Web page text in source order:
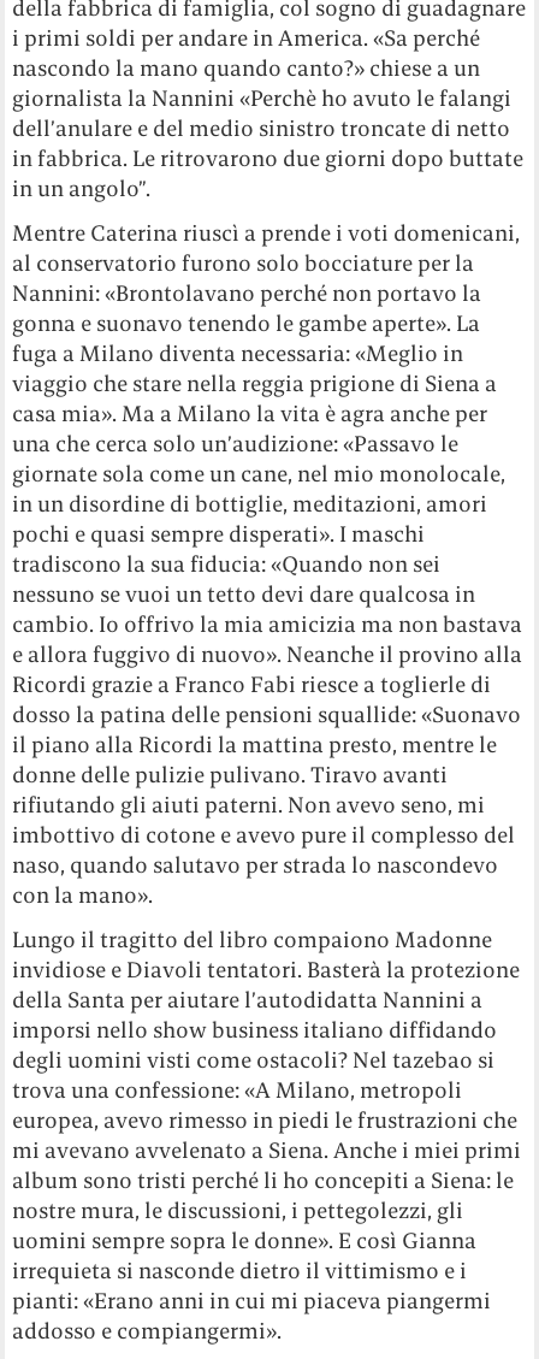
della fabbrica di famiglia, col sogno di guadagnare
i primi soldi per andare in America. «Sa perché
nascondo la mano quando canto?» chiese a un
giornalista la Nannini «Perchè ho avuto le falangi
dell’anulare e del medio sinistro troncate di netto
in fabbrica. Le ritrovarono due giorni dopo buttate
in un angolo”.
Mentre Caterina riuscì a prende i voti domenicani,
al conservatorio furono solo bocciature per la
Nannini: «Brontolavano perché non portavo la
gonna e suonavo tenendo le gambe aperte». La
fuga a Milano diventa necessaria: «Meglio in
viaggio che stare nella reggia prigione di Siena a
casa mia». Ma a Milano la vita è agra anche per
una che cerca solo un’audizione: «Passavo le
giornate sola come un cane, nel mio monolocale,
in un disordine di bottiglie, meditazioni, amori
pochi e quasi sempre disperati». I maschi
tradiscono la sua fiducia: «Quando non sei
nessuno se vuoi un tetto devi dare qualcosa in
cambio. Io offrivo la mia amicizia ma non bastava
e allora fuggivo di nuovo». Neanche il provino alla
Ricordi grazie a Franco Fabi riesce a toglierle di
dosso la patina delle pensioni squallide: «Suonavo
il piano alla Ricordi la mattina presto, mentre le
donne delle pulizie pulivano. Tiravo avanti
rifiutando gli aiuti paterni. Non avevo seno, mi
imbottivo di cotone e avevo pure il complesso del
naso, quando salutavo per strada lo nascondevo
con la mano».
Lungo il tragitto del libro compaiono Madonne
invidiose e Diavoli tentatori. Basterà la protezione
della Santa per aiutare l’autodidatta Nannini a
imporsi nello show business italiano diffidando
degli uomini visti come ostacoli? Nel tazebao si
trova una confessione: «A Milano, metropoli
europea, avevo rimesso in piedi le frustrazioni che
mi avevano avvelenato a Siena. Anche i miei primi
album sono tristi perché li ho concepiti a Siena: le
nostre mura, le discussioni, i pettegolezzi, gli
uomini sempre sopra le donne». E così Gianna
irrequieta si nasconde dietro il vittimismo e i
pianti: «Erano anni in cui mi piaceva piangermi
addosso e compiangermi».